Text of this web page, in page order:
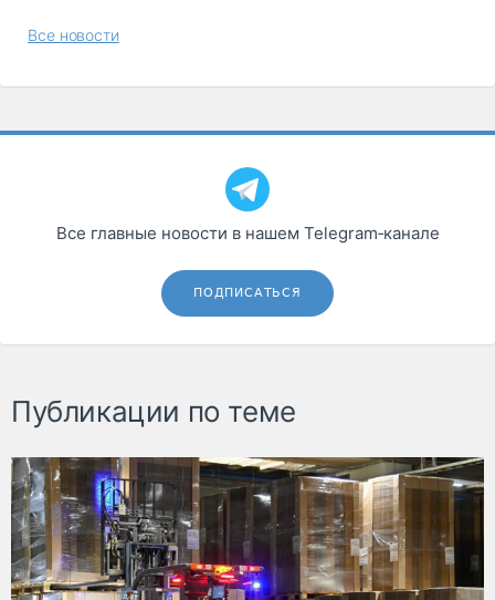
Все новости
Все главные новости в нашем Telegram‑канале
ПОДПИСАТЬСЯ
Публикации по теме